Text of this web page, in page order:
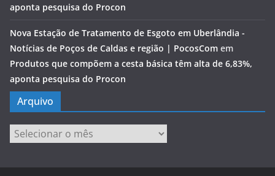
aponta pesquisa do Procon
Nova Estação de Tratamento de Esgoto em Uberlândia -
Notícias de Poços de Caldas e região | PocosCom em
Produtos que compõem a cesta básica têm alta de 6,83%,
aponta pesquisa do Procon
Arquivo
Arquivo